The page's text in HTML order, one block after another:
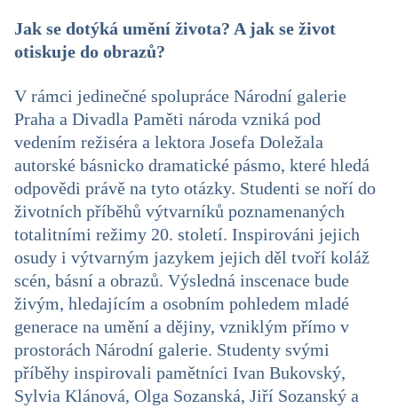
Jak se dotýká umění života? A jak se život
otiskuje do obrazů?
V rámci jedinečné spolupráce Národní galerie
Praha a Divadla Paměti národa vzniká pod
vedením režiséra a lektora Josefa Doležala
autorské básnicko dramatické pásmo, které hledá
odpovědi právě na tyto otázky. Studenti se noří do
životních příběhů výtvarníků poznamenaných
totalitními režimy 20. století. Inspirováni jejich
osudy i výtvarným jazykem jejich děl tvoří koláž
scén, básní a obrazů. Výsledná inscenace bude
živým, hledajícím a osobním pohledem mladé
generace na umění a dějiny, vzniklým přímo v
prostorách Národní galerie. Studenty svými
příběhy inspirovali pamětníci Ivan Bukovský,
Sylvia Klánová, Olga Sozanská, Jiří Sozanský a